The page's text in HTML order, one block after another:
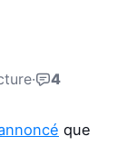
· 4
que